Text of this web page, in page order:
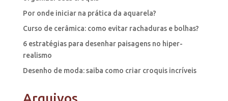
Por onde iniciar na prática da aquarela?
Curso de cerâmica: como evitar rachaduras e bolhas?
6 estratégias para desenhar paisagens no hiper-
realismo
Desenho de moda: saiba como criar croquis incríveis